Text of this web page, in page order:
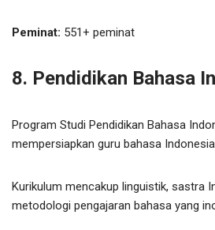
Peminat: 551+ peminat
8. Pendidikan Bahasa
Program Studi Pendidikan Bahasa
mempersiapkan guru bahasa
Kurikulum mencakup linguistik, sastra
metodologi pengajaran bahasa yang